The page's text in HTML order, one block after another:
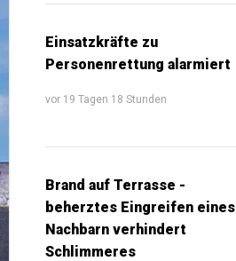
Einsatzkräfte zu
Personenrettung alarmiert
vor 19 Tagen 18 Stunden
Brand auf Terrasse -
beherztes Eingreifen eines
Nachbarn verhindert
Schlimmeres